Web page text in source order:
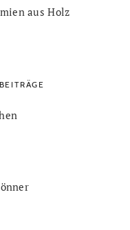
aus Holz